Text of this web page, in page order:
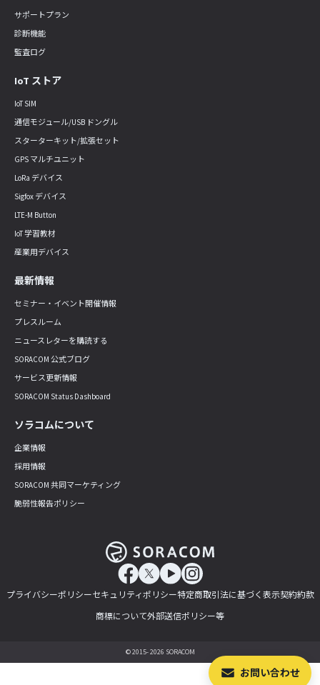
お問い合わせ
サポートプラン
診断機能
監査ログ
IoT ストア
IoT SIM
通信モジュール/USB ドングル
スターターキット/拡張セット
GPS マルチユニット
LoRa デバイス
Sigfox デバイス
LTE-M Button
IoT 学習教材
産業用デバイス
最新情報
セミナー・イベント開催情報
プレスルーム
ニュースレターを購読する
SORACOM 公式ブログ
サービス更新情報
SORACOM Status Dashboard
ソラコムについて
企業情報
採用情報
SORACOM 共同マーケティング
脆弱性報告ポリシー
プライバシーポリシーセキュリティポリシー特定商取引法に基づく表示契約約款
商標について外部送信ポリシー等
© 2015- 2026 SORACOM